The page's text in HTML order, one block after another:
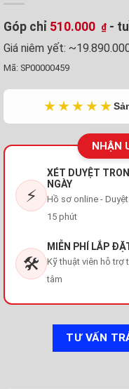
Góp chỉ 510.000 ₫ -
Giá niêm yết:
Mã: SP00000459
★★★★★
NHẬN
⚡
XÉT DUYỆT
NGÀY
Hồ sơ online -
15 phút
🛠️
MIỄN PHÍ LẮP
Kỹ thuật viên hỗ trợ
tâm
TƯ VẤN